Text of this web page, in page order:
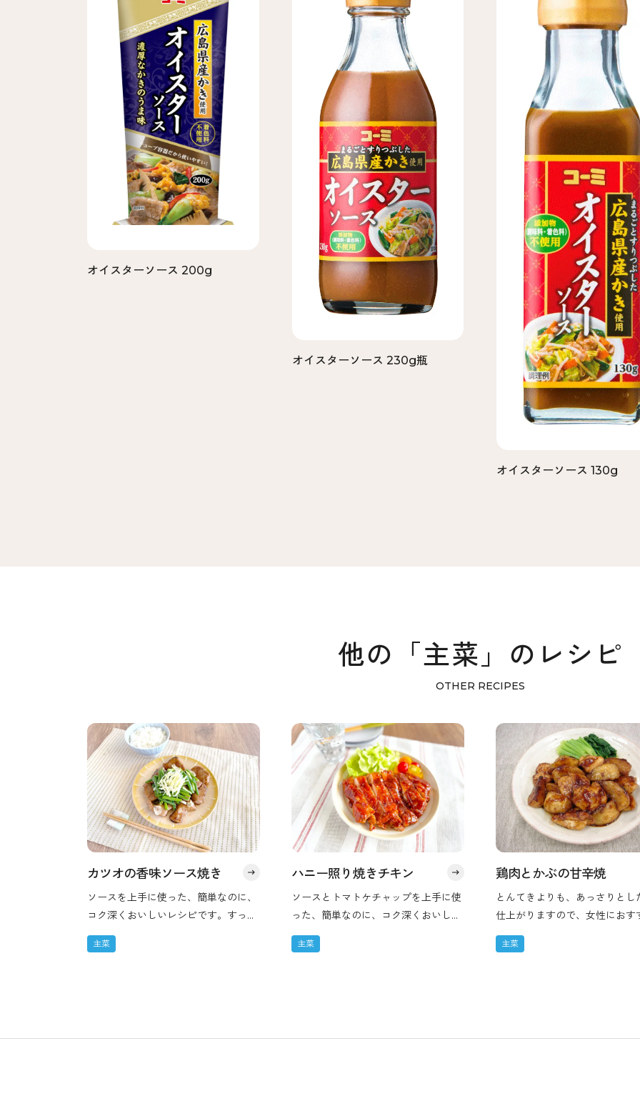
オイスターソース 200g
オイスターソース 230g瓶
オイスターソース 130g
他の「主菜」のレシピ
OTHER RECIPES
カツオの香味ソース焼き
ソースを上手に使った、簡単なのに、
コク深くおいしいレシピです。すっき
りと甘うまいソースで、香味野菜とと
もにいただきます。お酒にもよく合う
主菜
ハニー照り焼きチキン
ソースとトマトケチャップを上手に使
った、簡単なのに、コク深くおいしい
レシピです。はちみつを使うことでコ
クのある味わいに。お肉もふっくらと
主菜
鶏肉とかぶの甘辛焼
とんてきよりも、あっさりとし
仕上がりますので、女性におす
す。
主菜